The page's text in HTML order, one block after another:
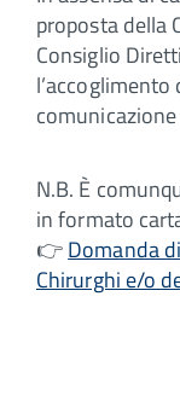
proposta della
Consiglio
N.B. È
in formato
👉Domanda
Chirurghi e/o